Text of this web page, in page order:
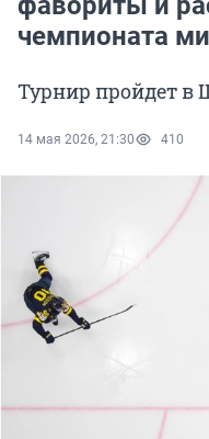
чемпионата
Турнир пройдет в
14 мая 2026, 21:30 410